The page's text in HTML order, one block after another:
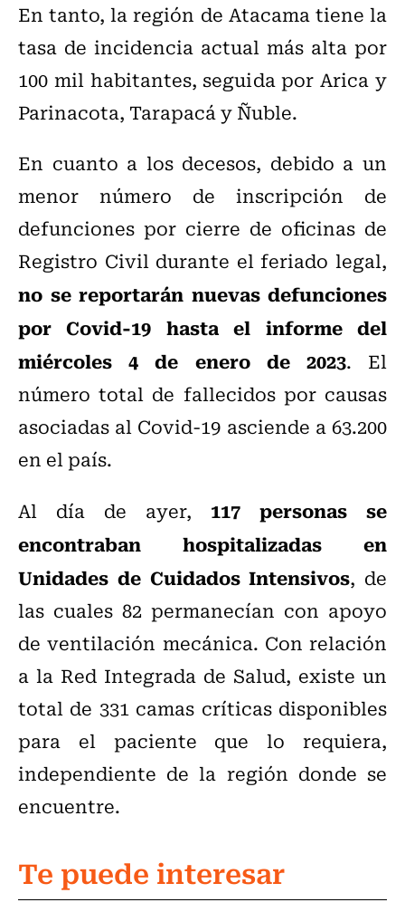
En tanto, la región de Atacama tiene la
tasa de incidencia actual más alta por
100 mil habitantes, seguida por Arica y
Parinacota, Tarapacá y Ñuble.
En cuanto a los decesos, debido a un
menor número de inscripción de
defunciones por cierre de oficinas de
Registro Civil durante el feriado legal,
no se reportarán nuevas defunciones
por Covid-19 hasta el informe del
miércoles 4 de enero de 2023. El
número total de fallecidos por causas
asociadas al Covid-19 asciende a 63.200
en el país.
Al día de ayer, 117 personas se
encontraban hospitalizadas en
Unidades de Cuidados Intensivos, de
las cuales 82 permanecían con apoyo
de ventilación mecánica. Con relación
a la Red Integrada de Salud, existe un
total de 331 camas críticas disponibles
para el paciente que lo requiera,
independiente de la región donde se
encuentre.
Te puede interesar